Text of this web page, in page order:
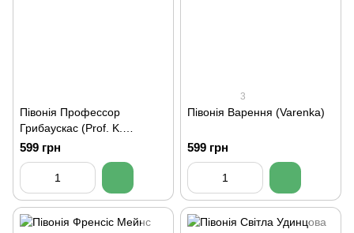
Півонія Профессор
Грибаускас (Prof. K.
Gribauskas)
599 грн
3
Півонія Варення (Varenka)
599 грн